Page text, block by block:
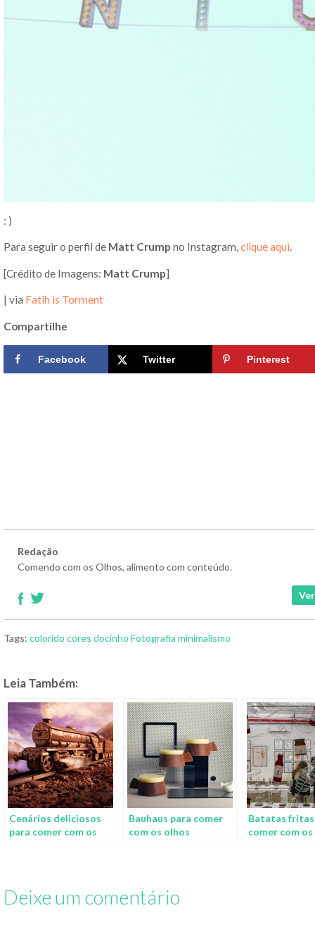
: )
Para seguir o perfil de Matt Crump no Instagram,clique aqui.
[Crédito de Imagens: Matt Crump]
| via Fatih is Torment
Compartilhe
Facebook Twitter Pinterest
Redação
Comendo com os Olhos, alimento com conteúdo.
Tags: colorido cores docinho Fotografia minimalismo
Leia Também:
Cenários deliciosos
para comer com os
Bauhaus para comer
com os olhos
Batatas fritas
comer com
Deixe um comentário